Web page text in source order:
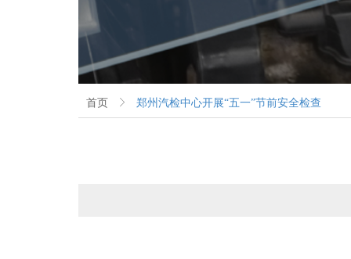
首页 ꁕ 郑州汽检中心开展“五一”节前安全检查